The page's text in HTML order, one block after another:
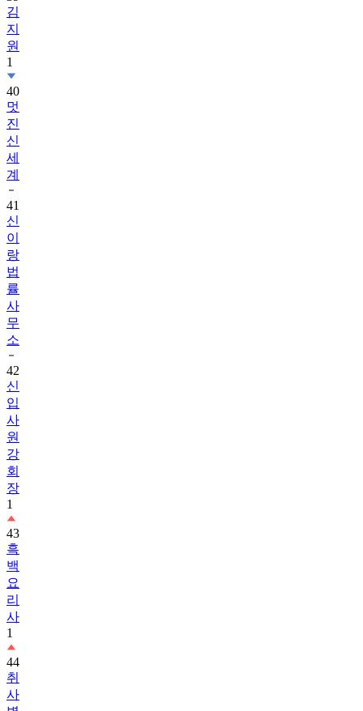
김
지
원
1
40
멋
진
신
세
계
41
신
이
랑
법
률
사
무
소
42
신
입
사
원
강
회
장
1
43
흑
백
요
리
사
1
44
취
사